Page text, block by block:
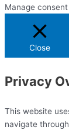
Manage consent
Close
Privacy
This website
navigate